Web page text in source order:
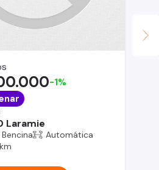
Laramie
-1%
Bencina
Automática